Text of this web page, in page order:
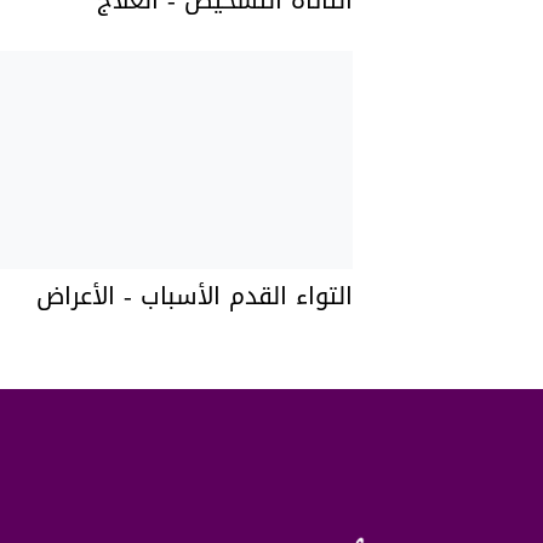
التواء القدم الأسباب - الأعراض